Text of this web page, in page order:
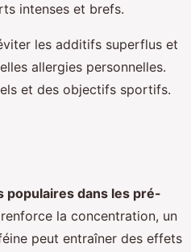
intenses et brefs.
les additifs superflus et
allergies personnelles.
et des objectifs sportifs.
populaires dans les pré-
la concentration, un
peut entraîner des effets